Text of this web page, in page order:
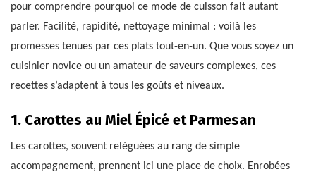
pour comprendre pourquoi ce mode de cuisson fait autant
parler. Facilité, rapidité, nettoyage minimal : voilà les
promesses tenues par ces plats tout-en-un. Que vous soyez un
cuisinier novice ou un amateur de saveurs complexes, ces
recettes s’adaptent à tous les goûts et niveaux.
1. Carottes au Miel Épicé et Parmesan
Les carottes, souvent reléguées au rang de simple
accompagnement, prennent ici une place de choix. Enrobées